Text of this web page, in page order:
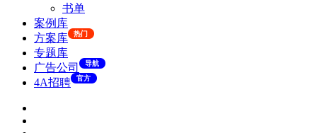
书单
案例库
方案库
热门
专题库
广告公司
导航
4A招聘 官方